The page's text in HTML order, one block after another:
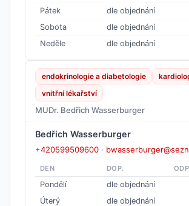
Pátek
dle objednání
Sobota
dle objednání
Neděle
dle objednání
endokrinologie a diabetologie
vnitřní lékařství
MUDr. Bedřich Wasserburger
Bedřich Wasserburger
+420599509600 ·
DEN DOP.
Pondělí
dle objednání
Úterý
dle objednání